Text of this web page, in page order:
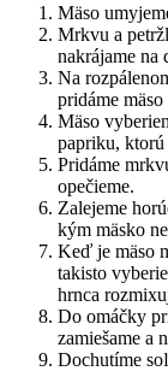
Mäso
Mrkvu a
nakrájame na
Na
pridáme
Mäso
papriku,
Pridáme
opečieme.
Zalejeme
kým mäsko
Keď je mäso
takisto
hrnca
Do omáčky
zamiešame a
Dochutíme